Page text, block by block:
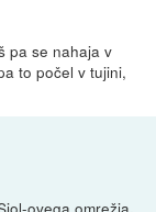
pa se nahaja v
to počel v tujini,
ovega omrežja.